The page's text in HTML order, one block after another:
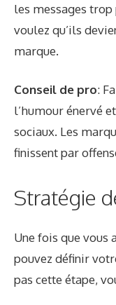
les messages
voulez qu’ils
marque.
Conseil de pro:
l’humour énervé
sociaux. Les
finissent par
Stratégie
Une fois que vous
pouvez définir
pas cette étape,